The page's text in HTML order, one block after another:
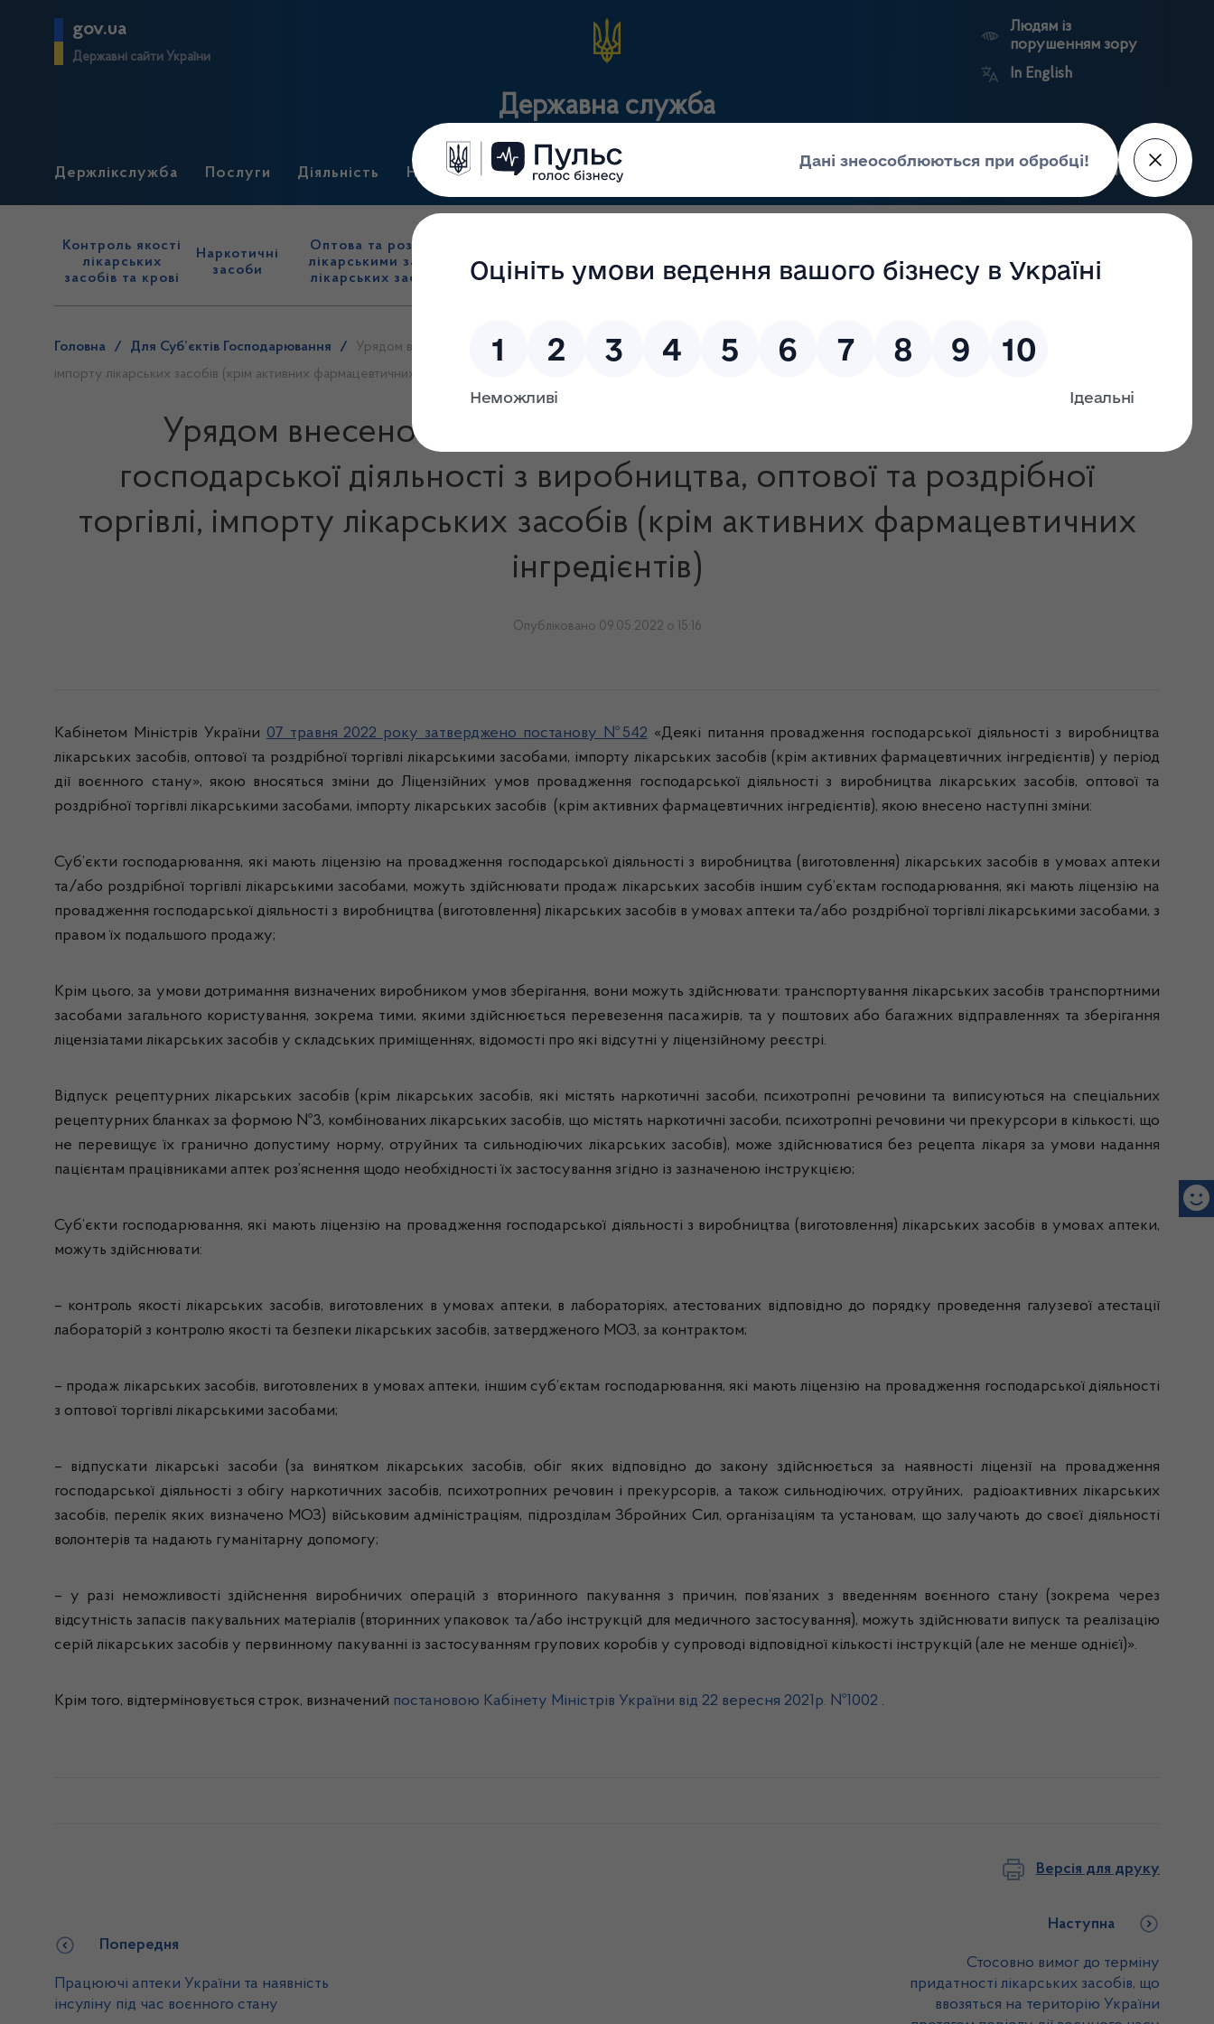
gov.ua
Державні сайти України
Державна служба
Людям із
порушенням зору
In English
Держлікслужба Послуги Діяльність Нормативні документи Для громадськості Прес-центр Пошук
Контроль якості
лікарських
засобів та крові
Наркотичні
засоби
Оптова та роздрібна торгівля
лікарськими засобами, імпорт
лікарських засобів (крім АФІ)
нагляд
(контроль)
засобів, крові та
сертифікація
нагляд
реєстри
портал
Держлікслужби
Головна / Для Суб’єктів Господарювання /
Урядом внесено зміни до Ліцензійних умов провадження господарської діяльності з виробництва, оптової та роздрібної торгівлі,
імпорту лікарських засобів (крім активних фармацевтичних інгредієнтів)
Урядом внесено зміни до Ліцензійних умов провадження
господарської діяльності з виробництва, оптової та роздрібної
торгівлі, імпорту лікарських засобів (крім активних фармацевтичних
інгредієнтів)
Опубліковано 09.05.2022 о 15:16
Кабінетом Міністрів України 07 травня 2022 року затверджено постанову №542 «Деякі питання провадження господарської діяльності з виробництва
лікарських засобів, оптової та роздрібної торгівлі лікарськими засобами, імпорту лікарських засобів (крім активних фармацевтичних інгредієнтів) у період
дії воєнного стану», якою вносяться зміни до Ліцензійних умов провадження господарської діяльності з виробництва лікарських засобів, оптової та
роздрібної торгівлі лікарськими засобами, імпорту лікарських засобів (крім активних фармацевтичних інгредієнтів), якою внесено наступні зміни:
Суб’єкти господарювання, які мають ліцензію на провадження господарської діяльності з виробництва (виготовлення) лікарських засобів в умовах аптеки
та/або роздрібної торгівлі лікарськими засобами, можуть здійснювати продаж лікарських засобів іншим суб’єктам господарювання, які мають ліцензію на
провадження господарської діяльності з виробництва (виготовлення) лікарських засобів в умовах аптеки та/або роздрібної торгівлі лікарськими засобами, з
правом їх подальшого продажу;
Крім цього, за умови дотримання визначених виробником умов зберігання, вони можуть здійснювати: транспортування лікарських засобів транспортними
засобами загального користування, зокрема тими, якими здійснюється перевезення пасажирів, та у поштових або багажних відправленнях та зберігання
ліцензіатами лікарських засобів у складських приміщеннях, відомості про які відсутні у ліцензійному реєстрі.
Відпуск рецептурних лікарських засобів (крім лікарських засобів, які містять наркотичні засоби, психотропні речовини та виписуються на спеціальних
рецептурних бланках за формою №3, комбінованих лікарських засобів, що містять наркотичні засоби, психотропні речовини чи прекурсори в кількості, що
не перевищує їх гранично допустиму норму, отруйних та сильнодіючих лікарських засобів), може здійснюватися без рецепта лікаря за умови надання
пацієнтам працівниками аптек роз’яснення щодо необхідності їх застосування згідно із зазначеною інструкцією;
Суб’єкти господарювання, які мають ліцензію на провадження господарської діяльності з виробництва (виготовлення) лікарських засобів в умовах аптеки,
можуть здійснювати:
– контроль якості лікарських засобів, виготовлених в умовах аптеки, в лабораторіях, атестованих відповідно до порядку проведення галузевої атестації
лабораторій з контролю якості та безпеки лікарських засобів, затвердженого МОЗ, за контрактом;
– продаж лікарських засобів, виготовлених в умовах аптеки, іншим суб’єктам господарювання, які мають ліцензію на провадження господарської діяльності
з оптової торгівлі лікарськими засобами;
– відпускати лікарські засоби (за винятком лікарських засобів, обіг яких відповідно до закону здійснюється за наявності ліцензії на провадження
господарської діяльності з обігу наркотичних засобів, психотропних речовин і прекурсорів, а також сильнодіючих, отруйних, радіоактивних лікарських
засобів, перелік яких визначено МОЗ) військовим адміністраціям, підрозділам Збройних Сил, організаціям та установам, що залучають до своєї діяльності
волонтерів та надають гуманітарну допомогу;
– у разі неможливості здійснення виробничих операцій з вторинного пакування з причин, пов’язаних з введенням воєнного стану (зокрема через
відсутність запасів пакувальних матеріалів (вторинних упаковок та/або інструкцій для медичного застосування), можуть здійснювати випуск та реалізацію
серій лікарських засобів у первинному пакуванні із застосуванням групових коробів у супроводі відповідної кількості інструкцій (але не менше однієї)».
Крім того, відтерміновується строк, визначений постановою Кабінету Міністрів України від 22 вересня 2021р. №1002 .
Версія для друку
Попередня
Працюючі аптеки України та наявність
інсуліну під час воєнного стану
Наступна
Стосовно вимог до терміну
придатності лікарських засобів, що
ввозяться на територію України